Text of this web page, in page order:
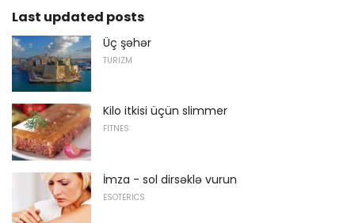
Last updated posts
Üç şəhər
TURIZM
Kilo itkisi üçün slimmer
FITNES
İmza - sol dirsəklə vurun
ESOTERICS